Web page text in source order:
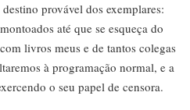
provável dos exemplares:
até que se esqueça do
livros meus e de tantos colegas
à programação normal, e a
o seu papel de censora.